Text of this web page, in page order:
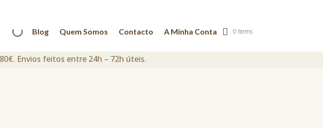
Blog Quem Somos Contacto A Minha Conta 0 Items
Envios feitos entre 24h – 72h úteis.